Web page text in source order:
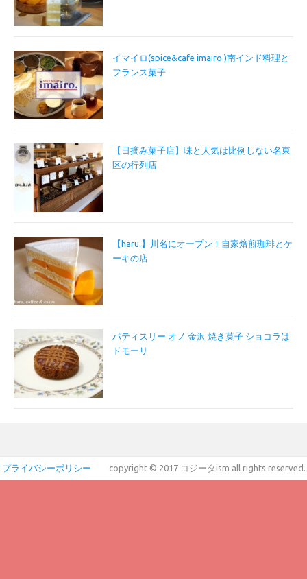
イマイロ(spice&cafe imairo.)南インド料理と
フランス菓子
【日摘み菓子店】味と人気は比例しない名東
区の行列店
【haru.】川名にオープン！自家焙煎珈琲とケ
ーキの店
パティスリー オノ 金沢 焼き菓子 ショコラは
ドモーリ
プライバシーポリシー copyright © 2017 コジータism all rights reserved.